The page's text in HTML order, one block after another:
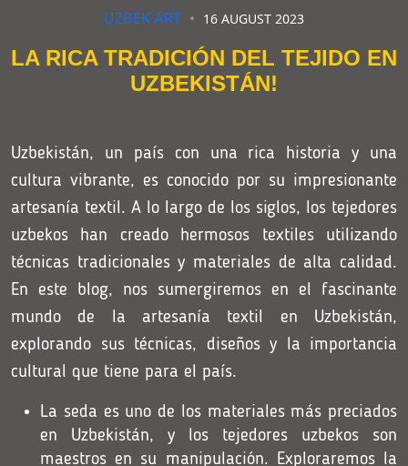
UZBEK ART 16 AUGUST 2023
LA RICA TRADICIÓN DEL TEJIDO EN
UZBEKISTÁN!
Uzbekistán, un país con una rica historia y una
cultura vibrante, es conocido por su impresionante
artesanía textil. A lo largo de los siglos, los tejedores
uzbekos han creado hermosos textiles utilizando
técnicas tradicionales y materiales de alta calidad.
En este blog, nos sumergiremos en el fascinante
mundo de la artesanía textil en Uzbekistán,
explorando sus técnicas, diseños y la importancia
cultural que tiene para el país.
La seda es uno de los materiales más preciados
en Uzbekistán, y los tejedores uzbekos son
maestros en su manipulación. Exploraremos la